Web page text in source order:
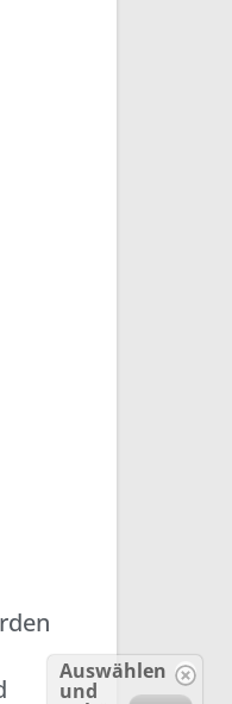
Auswählen
und